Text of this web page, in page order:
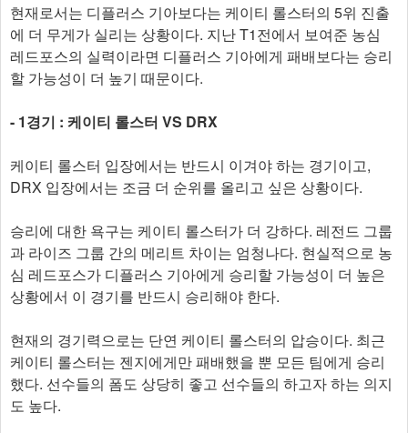
현재로서는 디플러스 기아보다는 케이티 롤스터의 5위 진출
에 더 무게가 실리는 상황이다. 지난 T1전에서 보여준 농심
레드포스의 실력이라면 디플러스 기아에게 패배보다는 승리
할 가능성이 더 높기 때문이다.
- 1경기 : 케이티 롤스터 VS DRX
케이티 롤스터 입장에서는 반드시 이겨야 하는 경기이고,
DRX 입장에서는 조금 더 순위를 올리고 싶은 상황이다.
승리에 대한 욕구는 케이티 롤스터가 더 강하다. 레전드 그룹
과 라이즈 그룹 간의 메리트 차이는 엄청나다. 현실적으로 농
심 레드포스가 디플러스 기아에게 승리할 가능성이 더 높은
상황에서 이 경기를 반드시 승리해야 한다.
현재의 경기력으로는 단연 케이티 롤스터의 압승이다. 최근
케이티 롤스터는 젠지에게만 패배했을 뿐 모든 팀에게 승리
했다. 선수들의 폼도 상당히 좋고 선수들의 하고자 하는 의지
도 높다.